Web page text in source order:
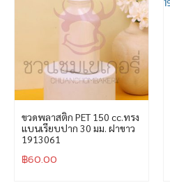
ขวดพลาสติก PET 150 cc.ทรง
แบนเรียบปาก 30 มม. ฝาขาว
1913061
฿60.00